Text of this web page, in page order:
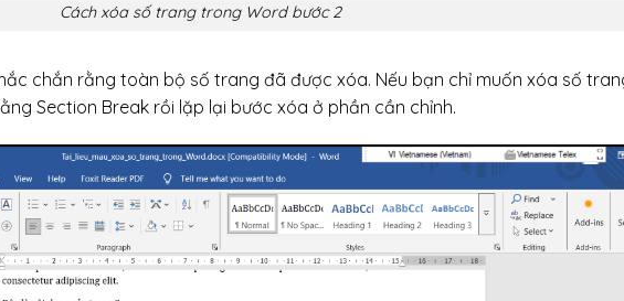
Cách xóa số trang trong Word bước 2
chắn rằng toàn bộ số trang đã được xóa. Nếu bạn chỉ muốn xóa số
Section Break rồi lặp lại bước xóa ở phần cần chỉnh.